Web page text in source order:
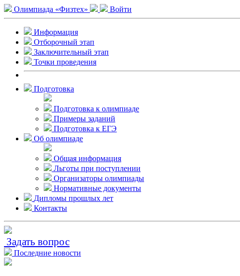
Олимпиада «Физтех» Войти
Информация
Отборочный этап
Заключительный этап
Точки проведения
Подготовка
Подготовка к олимпиаде
Примеры заданий
Подготовка к ЕГЭ
Об олимпиаде
Общая информация
Льготы при поступлении
Организаторы олимпиады
Нормативные документы
Дипломы прошлых лет
Контакты
Задать вопрос
Последние новости